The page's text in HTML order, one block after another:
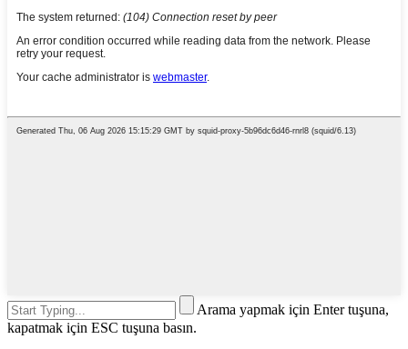
Arama yapmak için Enter tuşuna,
kapatmak için ESC tuşuna basın.